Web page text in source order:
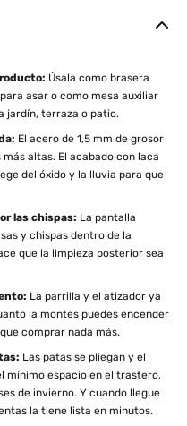
Úsala como brasera
asar o como mesa auxiliar
jardín, terraza o patio.
El acero de 1,5 mm de grosor
altas. El acabado con laca
del óxido y la lluvia para que
las chispas: La pantalla
y chispas dentro de la
que la limpieza posterior sea
La parrilla y el atizador ya
la montes puedes encender
comprar nada más.
Las patas se pliegan y el
mínimo espacio en el trastero,
de invierno. Y cuando llegue
la tiene lista en minutos.